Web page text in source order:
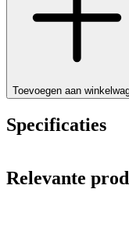
Toevoegen aan
Specificaties
Relevante